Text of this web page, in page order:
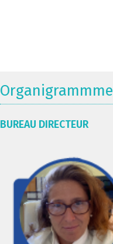
Organigrammme
BUREAU DIRECTEUR